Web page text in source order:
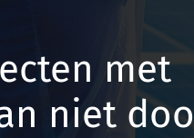
met
niet